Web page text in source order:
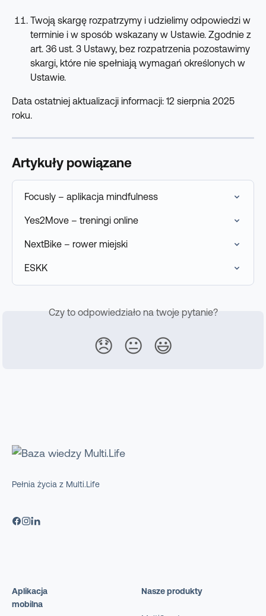
Twoją skargę rozpatrzymy i udzielimy odpowiedzi w
terminie i w sposób wskazany w Ustawie. Zgodnie z
art. 36 ust. 3 Ustawy, bez rozpatrzenia pozostawimy
skargi, które nie spełniają wymagań określonych w
Ustawie.
Data ostatniej aktualizacji informacji: 12 sierpnia 2025
roku.
Artykuły powiązane
Focusly – aplikacja mindfulness
Yes2Move – treningi online
NextBike – rower miejski
ESKK
Czy to odpowiedziało na twoje pytanie?
😞 😐 😃
Pełnia życia z Multi.Life
Aplikacja
mobilna
Nasze produkty